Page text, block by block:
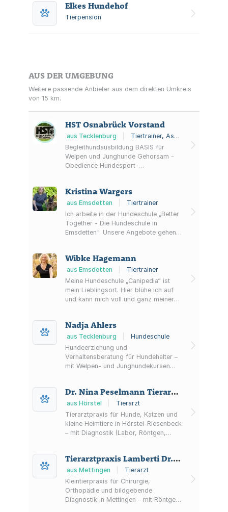
Elkes Hundehof
Tierpension
AUS DER UMGEBUNG
Weitere passende Anbieter aus dem direkten Umkreis
von 15 km.
HST Osnabrück Vorstand
aus Tecklenburg
Tiertrainer, Assistenzhundetrainer, Hundeschule
Begleithundausbildung BASIS für
Welpen und Junghunde Gehorsam -
Obedience Hundesport-
Kristina Wargers
aus Emsdetten
Tiertrainer
Ich arbeite in der Hundeschule „Better
Together - Die Hundeschule in
Emsdetten". Unsere Angebote gehen
Homepage vorbei, gerne könnt ihr
uns auch direkt kontaktieren. Wir
freuen uns auf euch!
Wibke Hagemann
aus Emsdetten
Tiertrainer
Meine Hundeschule „Canipedia“ ist
mein Lieblingsort. Hier blühe ich auf
und kann mich voll und ganz meiner
Junghunde biete ich zusammen mit
meinem tollen Team Training und
Beratung an. Wir helfen dir bei der
Kaufentscheidung, treffen uns in den
Welpengruppen und Trainieren
Nadja Ahlers
aus Tecklenburg
Hundeschule
Hundeerziehung und
Verhaltensberatung für Hundehalter –
mit Welpen- und Junghundekursen
Obedience in Ibbenbüren-
Laggenbeck.
Dr. Nina Peselmann Tierarztpraxis
aus Hörstel
Tierarzt
Tierarztpraxis für Hunde, Katzen und
kleine Heimtiere in Hörstel-Riesenbeck
– mit Diagnostik (Labor, Röntgen,
sowie Hausbesuchen nach Termin. Tierarztpraxis Lamberti Dr. Nicole u. Marc Lamberti Kleintierpraxis für Chirurgie Tierarzt
aus Mettingen
Tierarzt
Kleintierpraxis für Chirurgie,
Orthopädie und bildgebende
Diagnostik in Mettingen – mit Röntgen,